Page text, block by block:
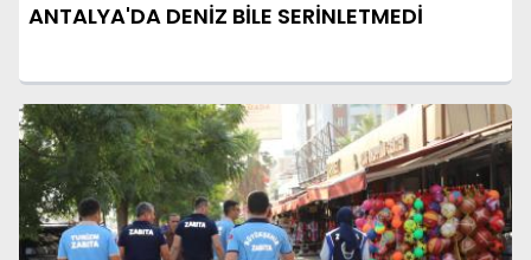
ANTALYA'DA DENİZ BİLE SERİNLETMEDİ